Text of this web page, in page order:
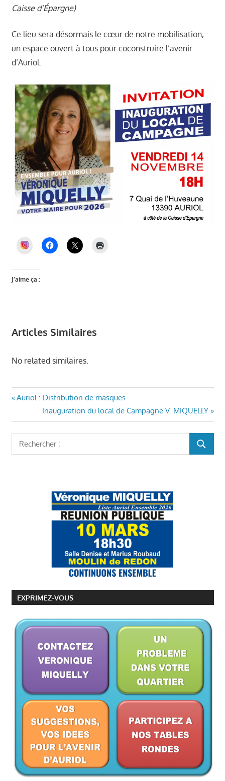
Caisse d’Épargne)
Ce lieu sera désormais le cœur de notre mobilisation,
un espace ouvert à tous pour coconstruire l’avenir
d’Auriol.
INSTAGRAM
J’aime ça :
Articles Similaires
No related similaires.
AURIOL
VÉRONIQUE
MIQUELLY
Navigation
de
l’article
Article
précédent
:
Auriol : Distribution de masques
Article
suivant
:
Inauguration du local de Campagne V. MIQUELLY
Rechercher
:
EXPRIMEZ-VOUS